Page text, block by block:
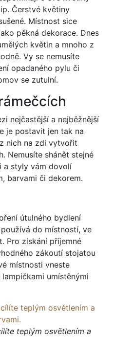
Čerstvé květiny
Místnost sice
pěkná dekorace. Dnes
květin a mnoho z
Vy se nemusíte
opadaného pylu či
se zutulní.
nejčastější a nejběžnější
je postavit jen tak na
nich na zdi vytvořit
Nemusíte shánět stejné
a styly vám dovolí
barvami či dekorem.
útulného bydlení
do místností, ve
Pro získání příjemné
zákoutí stojatou
místnosti vneste
umístěnými
teplým osvětlením a